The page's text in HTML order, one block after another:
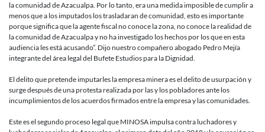
la comunidad de Azacualpa. Por lo tanto, era una medida imposible de cumplir a
menos que a los imputados los trasladaran de comunidad, esto es importante
porque significa que la agente fiscal no conoce la zona, no conoce la realidad de
la comunidad de Azacualpa y no ha investigado los hechos por los que en esta
audiencia les está acusando”. Dijo nuestro compañero abogado Pedro Mejía
integrante del área legal del Bufete Estudios para la Dignidad.
El delito que pretende imputarles la empresa minera es el delito de usurpación y
surge después de una protesta realizada por las y los pobladores ante los
incumplimientos de los acuerdos firmados entre la empresa y las comunidades.
Este es el segundo proceso legal que MINOSA impulsa contra luchadores y